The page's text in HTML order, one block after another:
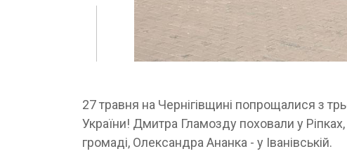
27 травня на Чернігівщині попрощалися з
України! Дмитра Гламозду поховали у
громаді, Олександра Ананка - у Іванівській.